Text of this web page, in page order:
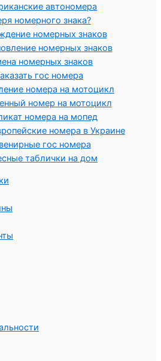
автономера
номерного знака?
номерных знаков
номерных знаков
номерных знаков
гос номера
номера на мотоцикл
номер на мотоцикл
номера на мопед
номера в Украине
гос номера
таблички на дом